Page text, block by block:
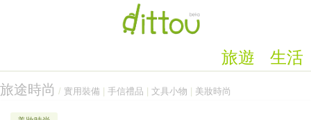
生活
旅遊
旅途時尚 / 實用裝備 手信禮品 文具小物 美妝時尚